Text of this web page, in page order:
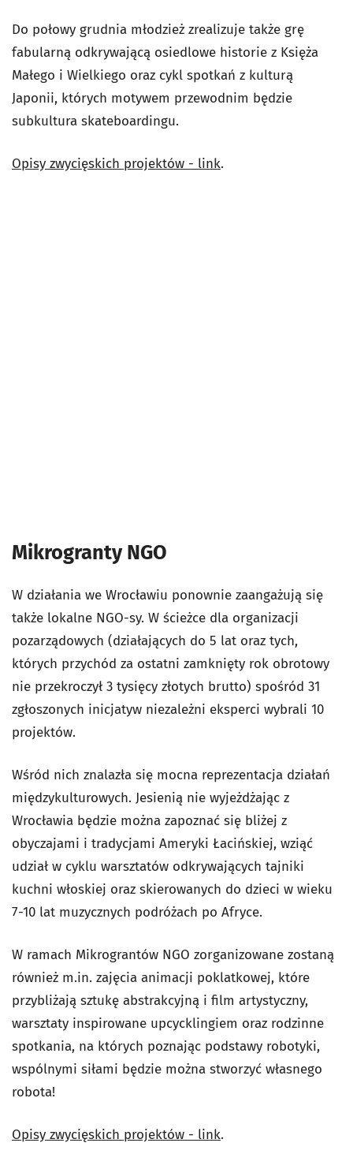
Do połowy grudnia młodzież zrealizuje także grę
fabularną odkrywającą osiedlowe historie z Księża
Małego i Wielkiego oraz cykl spotkań z kulturą
Japonii, których motywem przewodnim będzie
subkultura skateboardingu.
Opisy zwycięskich projektów - link.
Mikrogranty NGO
W działania we Wrocławiu ponownie zaangażują się
także lokalne NGO-sy. W ścieżce dla organizacji
pozarządowych (działających do 5 lat oraz tych,
których przychód za ostatni zamknięty rok obrotowy
nie przekroczył 3 tysięcy złotych brutto) spośród 31
zgłoszonych inicjatyw niezależni eksperci wybrali 10
projektów.
Wśród nich znalazła się mocna reprezentacja działań
międzykulturowych. Jesienią nie wyjeżdżając z
Wrocławia będzie można zapoznać się bliżej z
obyczajami i tradycjami Ameryki Łacińskiej, wziąć
udział w cyklu warsztatów odkrywających tajniki
kuchni włoskiej oraz skierowanych do dzieci w wieku
7-10 lat muzycznych podróżach po Afryce.
W ramach Mikrograntów NGO zorganizowane zostaną
również m.in. zajęcia animacji poklatkowej, które
przybliżają sztukę abstrakcyjną i film artystyczny,
warsztaty inspirowane upcycklingiem oraz rodzinne
spotkania, na których poznając podstawy robotyki,
wspólnymi siłami będzie można stworzyć własnego
robota!
Opisy zwycięskich projektów - link.